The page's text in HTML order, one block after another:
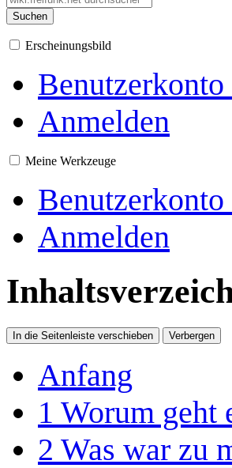
Suchen
Erscheinungsbild
Anmelden
Meine Werkzeuge
Anmelden
In die Seitenleiste verschieben Verbergen
Anfang
1 Worum geht
2 Was war zu